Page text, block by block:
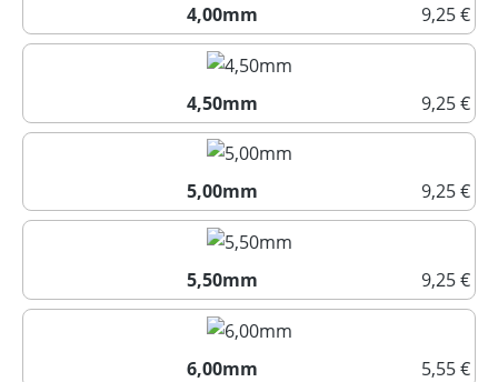
4,00mm
9,25 €
4,00mm
4,50mm
9,25 €
4,50mm
5,00mm
9,25 €
5,00mm
5,50mm
9,25 €
5,50mm
6,00mm
5,55 €